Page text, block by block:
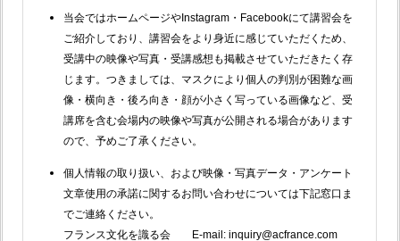
当会ではホームページやInstagram・Facebookにて講習会を
ご紹介しており、講習会をより身近に感じていただくため、
受講中の映像や写真・受講感想も掲載させていただきたく存
じます。つきましては、マスクにより個人の判別が困難な画
像・横向き・後ろ向き・顔が小さく写っている画像など、受
講席を含む会場内の映像や写真が公開される場合があります
ので、予めご了承ください。
個人情報の取り扱い、および映像・写真データ・アンケート
文章使用の承諾に関するお問い合わせについては下記窓口ま
でご連絡ください。
フランス文化を識る会 E-mail:inquiry@acfrance.com